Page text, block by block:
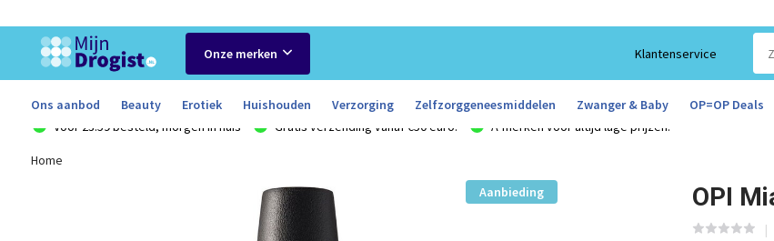
Onze merken Klantenservice
Ons aanbod Beauty Erotiek Huishouden Verzorging Zelfzorggeneesmiddelen Zwanger & Baby OP=OP Deals
Voor 23:59 besteld, morgen in huis Gratis verzending vanaf €50 euro! A-merken voor altijd lage prijzen!
Home
Aanbieding
OPI